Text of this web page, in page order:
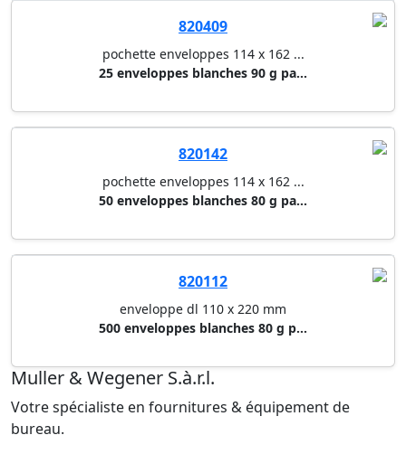
820409
pochette enveloppes 114 x 162 ...
25 enveloppes blanches 90 g pa...
820142
pochette enveloppes 114 x 162 ...
50 enveloppes blanches 80 g pa...
820112
enveloppe dl 110 x 220 mm
500 enveloppes blanches 80 g p...
Muller & Wegener S.à.r.l.
Votre spécialiste en fournitures & équipement de
bureau.